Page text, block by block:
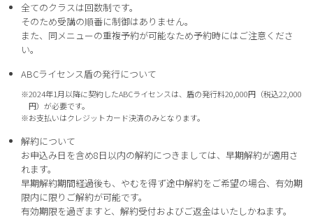
全てのクラスは回数制です。
そのため受講の順番に制御はありません。
また、同メニューの重複予約が可能なため予約時にはご注意くださ
い。
ABCライセンス盾の発行について
※2024年1月以降に契約したABCライセンスは、盾の発行料20,000円（税込22,000
円）が必要です。
※お支払いはクレジットカード決済のみとなります。
解約について
お申込み日を含め8日以内の解約につきましては、早期解約が適用さ
れます。
早期解約期間経過後も、やむを得ず途中解約をご希望の場合、有効期
限内に限りご解約が可能です。
有効期限を過ぎますと、解約受付およびご返金はいたしかねます。